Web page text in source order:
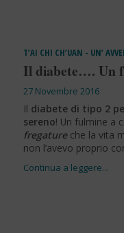
T’AI CHI CH’UAN - UN’
Il diabete…. Un
27 Novembre 2016
Il diabete di tipo 2
sereno! Un fulmine a
fregatureche la vita
non l’avevo proprio